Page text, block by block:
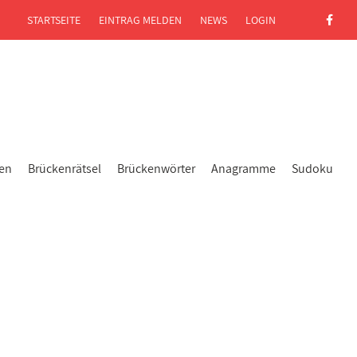
Brückenrätsel Brückenwörter Anagramme Sudoku
STARTSEITE EINTRAG MELDEN NEWS LOGIN